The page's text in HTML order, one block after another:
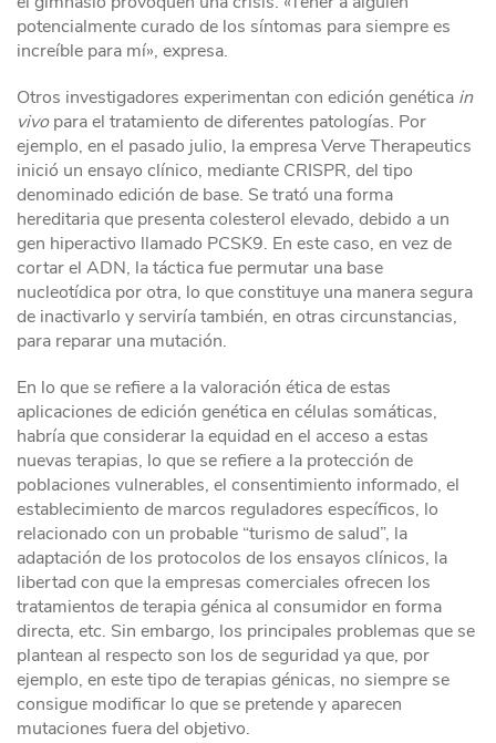
potencialmente curado de los síntomas para siempre es
increíble para mí», expresa.
Otros investigadores experimentan con edición genética in
vivopara el tratamiento de diferentes patologías. Por
ejemplo, en el pasado julio, la empresa Verve Therapeutics
inició un ensayo clínico, mediante CRISPR, del tipo
denominado edición de base. Se trató una forma
hereditaria que presenta colesterol elevado, debido a un
gen hiperactivo llamado PCSK9. En este caso, en vez de
cortar el ADN, la táctica fue permutar una base
nucleotídica por otra, lo que constituye una manera segura
de inactivarlo y serviría también, en otras circunstancias,
para reparar una mutación.
En lo que se refiere a la valoración ética de estas
aplicaciones de edición genética en células somáticas,
habría que considerar la equidad en el acceso a estas
nuevas terapias, lo que se refiere a la protección de
poblaciones vulnerables, el consentimiento informado, el
establecimiento de marcos reguladores específicos, lo
relacionado con un probable “turismo de salud”, la
adaptación de los protocolos de los ensayos clínicos, la
libertad con que la empresas comerciales ofrecen los
tratamientos de terapia génica al consumidor en forma
directa, etc. Sin embargo, los principales problemas que se
plantean al respecto son los de seguridad ya que, por
ejemplo, en este tipo de terapias génicas, no siempre se
consigue modificar lo que se pretende y aparecen
mutaciones fuera del objetivo.